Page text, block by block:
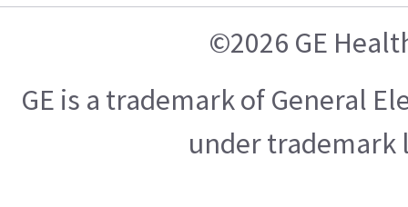
©2026 GE
GE is a trademark of General
under trademark